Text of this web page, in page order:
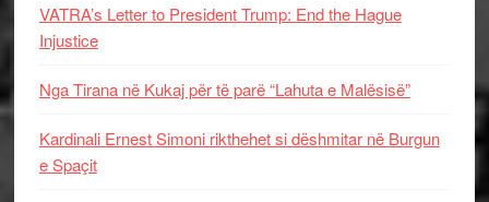
VATRA’s Letter to President Trump: End the Hague
Injustice
Nga Tirana në Kukaj për të parë “Lahuta e Malësisë”
Kardinali Ernest Simoni rikthehet si dëshmitar në Burgun
e Spaçit